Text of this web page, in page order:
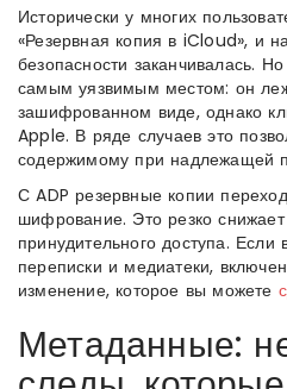
Исторически у многих
«Резервная копия в iCloud», и
безопасности заканчивалась.
самым уязвимым местом: он
зашифрованном виде, однако
Apple. В ряде случаев это
содержимому при надлежащей
С ADP резервные копии
шифрование. Это резко снижает
принудительного доступа.
переписки и медиатеки,
изменение, которое вы можете
Метаданные: